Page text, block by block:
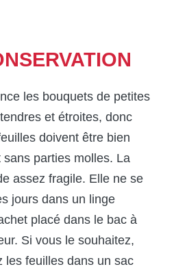
les bouquets de petites
et étroites, donc
doivent être bien
parties molles. La
assez fragile. Elle ne se
jours dans un linge
placé dans le bac à
Si vous le souhaitez,
les feuilles dans un sac